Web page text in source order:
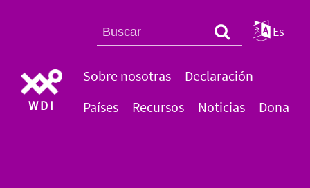
WDI
Sobre nosotras
Declaración
Países
Recursos Noticias Dona
Es